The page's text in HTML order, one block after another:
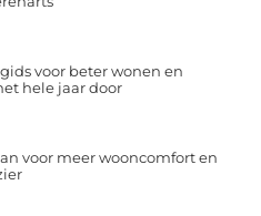
voor beter wonen en
hele jaar door
voor meer wooncomfort en